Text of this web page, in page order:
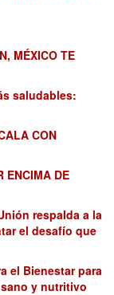
MÉXICO TE
saludables:
CON
ENCIMA DE
respalda a la
el desafío que
el Bienestar para
y nutritivo